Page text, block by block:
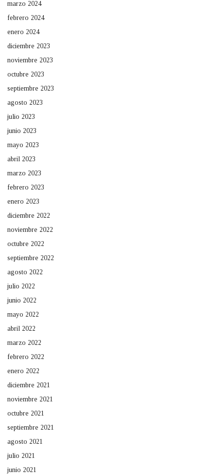
marzo 2024
febrero 2024
enero 2024
diciembre 2023
noviembre 2023
octubre 2023
septiembre 2023
agosto 2023
julio 2023
junio 2023
mayo 2023
abril 2023
marzo 2023
febrero 2023
enero 2023
diciembre 2022
noviembre 2022
octubre 2022
septiembre 2022
agosto 2022
julio 2022
junio 2022
mayo 2022
abril 2022
marzo 2022
febrero 2022
enero 2022
diciembre 2021
noviembre 2021
octubre 2021
septiembre 2021
agosto 2021
julio 2021
junio 2021